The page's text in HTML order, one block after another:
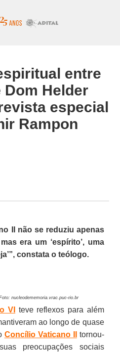
entre
Dom Helder
especial
Rampon
II não se reduziu apenas
era um ‘espírito’, uma
constata o teólogo.
nucleodememoria.vrac.puc-rio.br
VI
teve reflexos para além
ao longo de quase
Concílio Vaticano II
tornou-
preocupações sociais